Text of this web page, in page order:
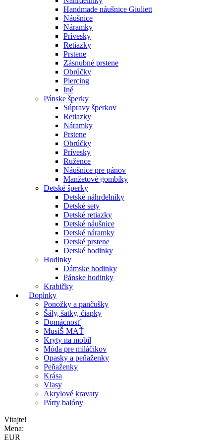
Handmade náušnice Giuliett
Náušnice
Náramky
Prívesky
Retiazky
Prstene
Zásnubné prstene
Obrúčky
Piercing
Iné
Pánske šperky
Súpravy šperkov
Retiazky
Náramky
Prstene
Obrúčky
Prívesky
Ružence
Náušnice pre pánov
Manžetové gombíky
Detské šperky
Detské náhrdelníky
Detské sety
Detské retiazky
Detské náušnice
Detské náramky
Detské prstene
Detské hodinky
Hodinky
Dámske hodinky
Pánske hodinky
Krabičky
Doplnky
Ponožky a pančušky
Šály, šatky, čiapky
Domácnosť
MusíŠ MAŤ
Kryty na mobil
Móda pre miláčikov
Opasky a peňaženky
Peňaženky
Krása
Vlasy
Akrylové kravaty
Párty balóny
Vitajte!
Mena:
EUR